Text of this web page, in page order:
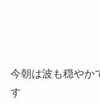
今朝は波も穏やか
す